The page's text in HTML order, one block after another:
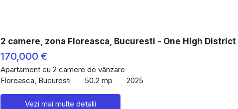
2 camere, zona Floreasca, Bucuresti - One High District
170,000 €
Apartament cu 2 camere de vânzare
Floreasca, Bucuresti
50.2 mp 2025
Vezi mai multe detalii